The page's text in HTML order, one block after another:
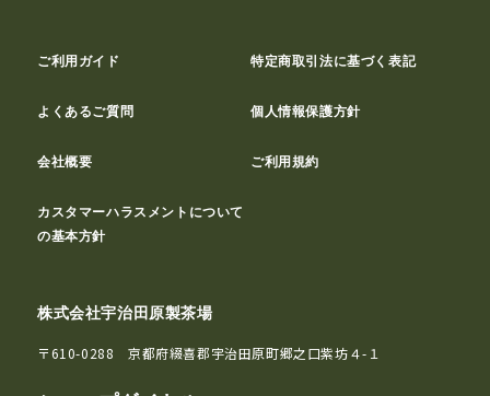
ご利用ガイド 特定商取引法に基づく表記
よくあるご質問 個人情報保護方針
会社概要 ご利用規約
カスタマーハラスメントについて
の基本方針
株式会社宇治田原製茶場
〒610-0288 京都府綴喜郡宇治田原町郷之口紫坊４-１